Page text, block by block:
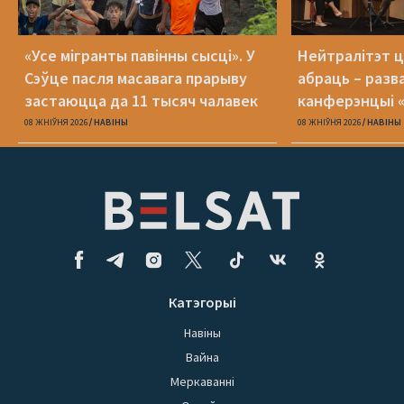
«Усе мігранты павінны сысці». У
Сэўце пасля масавага прарыву
застаюцца да 11 тысяч чалавек
08 ЖНІЎНЯ 2026 НАВІНЫ
Нейтралітэт
абраць –
канферэнцыі
08 ЖНІЎНЯ 2026 НАВІНЫ
Катэгорыі
Навіны
Вайна
Меркаванні